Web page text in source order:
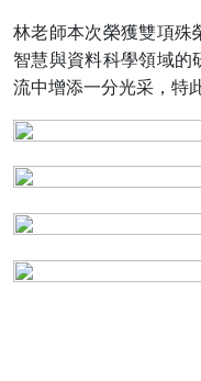
林老師本次榮獲雙項殊
智慧與資料科學領域的
流中增添一分光采，特